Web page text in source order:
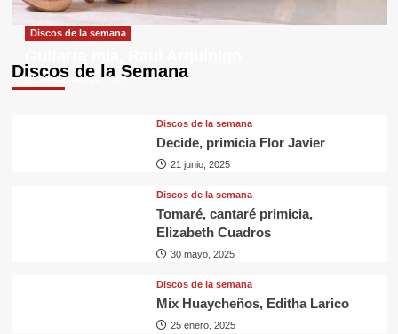
Discos de la Semana
Discos de la semana
29 septiembre, 2025
Discos de la semana
Decide, primicia Flor Javier
21 junio, 2025
Discos de la semana
Tomaré, cantaré primicia,
Elizabeth Cuadros
30 mayo, 2025
Discos de la semana
Mix Huaycheños, Editha Larico
25 enero, 2025